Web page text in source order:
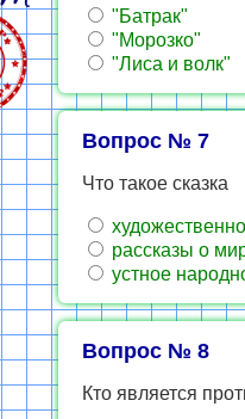
"Батрак"
"Морозко"
"Лиса и волк"
Вопрос № 7
Что такое сказка
рассказы о
устное
Вопрос № 8
Кто является